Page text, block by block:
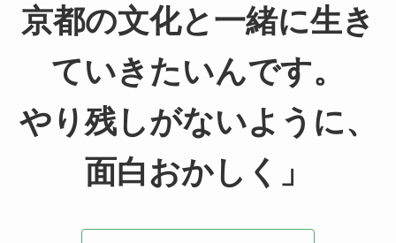
京都の文化と一緒に生き
ていきたいんです。
やり残しがないように、
面白おかしく」